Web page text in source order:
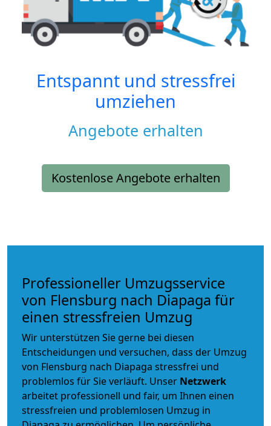
Entspannt und stressfrei
umziehen
Angebote erhalten
Kostenlose Angebote erhalten
Professioneller Umzugsservice
von Flensburg nach Diapaga für
einen stressfreien Umzug
Wir unterstützen Sie gerne bei diesen
Entscheidungen und versuchen, dass der Umzug
von Flensburg nach Diapaga stressfrei und
problemlos für Sie verläuft. Unser Netzwerk
arbeitet professionell und fair, um Ihnen einen
stressfreien und problemlosen Umzug in